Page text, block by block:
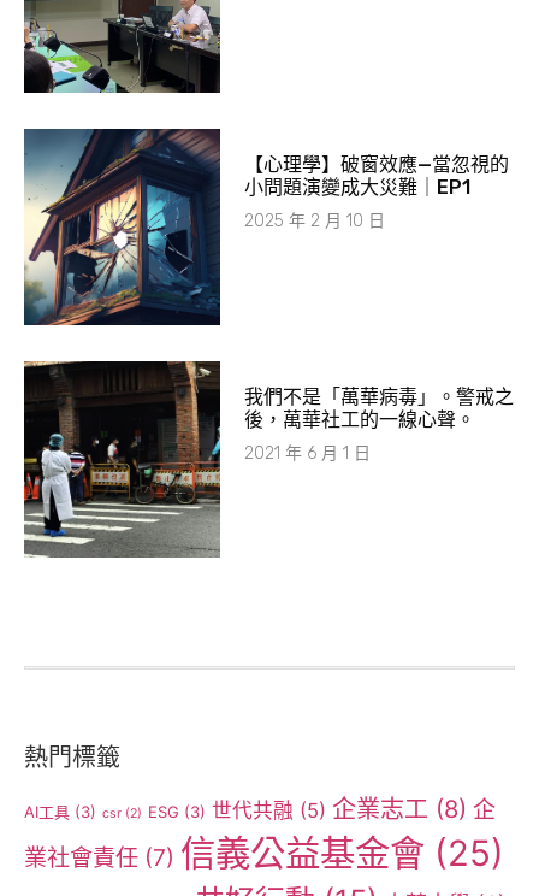
【心理學】破窗效應—當忽視的
小問題演變成大災難｜EP1
2025 年 2 月 10 日
我們不是「萬華病毒」。警戒之
後，萬華社工的一線心聲。
2021 年 6 月 1 日
熱門標籤
AI工具 (3) csr (2) ESG (3) 世代共融 (5) 企業志工 (8) 企
業社會責任 (7) 信義公益基金會 (25)